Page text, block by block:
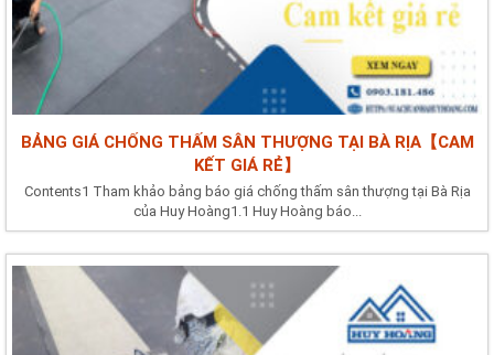
BẢNG GIÁ CHỐNG THẤM SÂN THƯỢNG TẠI BÀ RỊA【CAM
KẾT GIÁ RẺ】
Contents1 Tham khảo bảng báo giá chống thấm sân thượng tại Bà Rịa
của Huy Hoàng1.1 Huy Hoàng báo...